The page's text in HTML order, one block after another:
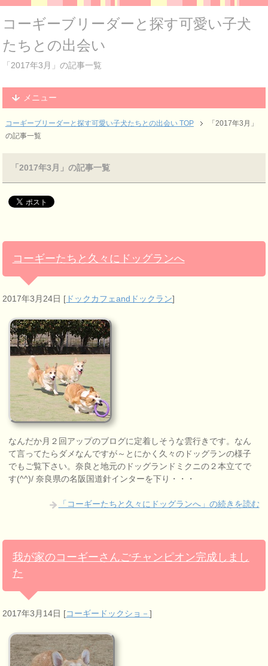
コーギーブリーダーと探す可愛い子犬
たちとの出会い
「2017年3月」の記事一覧
メニュー
コーギーブリーダーと探す可愛い子犬たちとの出会い TOP
「2017年3月」
の記事一覧
「2017年3月」の記事一覧
コーギーたちと久々にドッグランへ
2017年3月24日 [ ドックカフェandドックラン]
なんだか月２回アップのブログに定着しそうな雲行きです。なん
て言ってたらダメなんですが～とにかく久々のドッグランの様子
でもご覧下さい。奈良と地元のドッグランドミクニの２本立てで
す(^^)/ 奈良県の名阪国道針インターを下り・・・
「コーギーたちと久々にドッグランへ」の続きを読む
我が家のコーギーさんごチャンピオン完成しまし
た
2017年3月14日 [コーギードックショ－]